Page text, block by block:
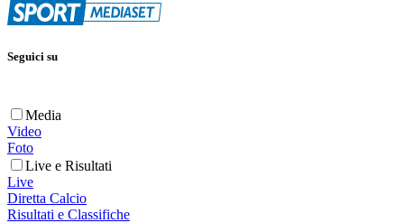
Seguici su
Media
Video
Foto
Live e Risultati
Live
Diretta Calcio
Risultati e Classifiche